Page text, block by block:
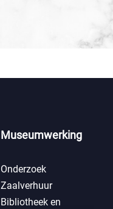
Museumwerking
Onderzoek
Zaalverhuur
Bibliotheek en